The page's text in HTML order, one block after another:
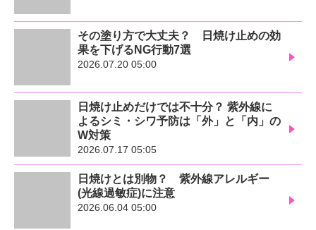
その塗り方で大丈夫？ 日焼け止めの効
果を下げるNG行動7選
2026.07.20 05:00
日焼け止めだけでは不十分？ 紫外線に
よるシミ・シワ予防は「外」と「内」の
W対策
2026.07.17 05:05
日焼けとは別物？ 紫外線アレルギー
(光線過敏症)に注意
2026.06.04 05:00